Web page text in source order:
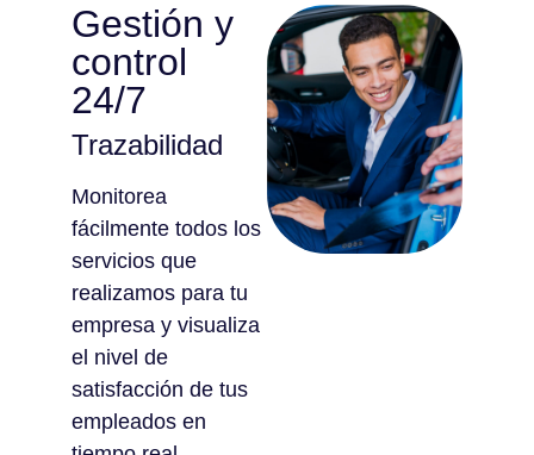
Gestión y
control
24/7
Trazabilidad
Monitorea
fácilmente todos los
servicios que
realizamos para tu
empresa y visualiza
el nivel de
satisfacción de tus
empleados en